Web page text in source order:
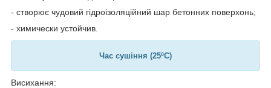
- створює чудовий гідроізоляційний шар бетонних поверхонь;
- химически устойчив.
Час сушіння (25ºC)
Висихання: